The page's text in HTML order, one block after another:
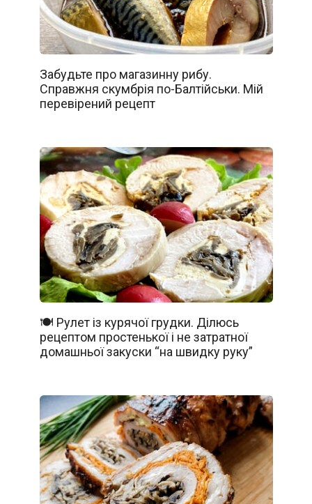
Забудьте про магазинну рибу.
Справжня скумбрія по-Балтійськи. Мій
перевірений рецепт
🍽️ Рулет із курячої грудки. Ділюсь
рецептом простенької і не затратної
домашньої закуски “на швидку руку”